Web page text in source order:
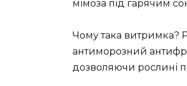
мімоза під гарячим
Чому така витримка?
антиморозний
дозволяючи рослині